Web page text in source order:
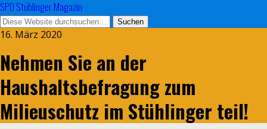
SPD Stühlinger Magazin
16. März 2020
Nehmen Sie an der
Haushaltsbefragung zum
Milieuschutz im Stühlinger teil!